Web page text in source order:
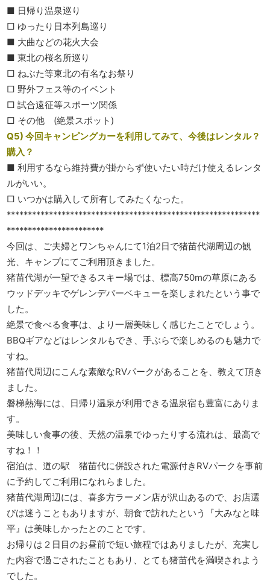
■ 日帰り温泉巡り
□ ゆったり日本列島巡り
■ 大曲などの花火大会
■ 東北の桜名所巡り
□ ねぶた等東北の有名なお祭り
□ 野外フェス等のイベント
□ 試合遠征等スポーツ関係
□ その他 (絶景スポット)
Q5) 今回キャンピングカーを利用してみて、今後はレンタル？
購入？
■ 利用するなら維持費が掛からず使いたい時だけ使えるレンタ
ルがいい。
□ いつかは購入して所有してみたくなった。
************************************************************
***********************
今回は、ご夫婦とワンちゃんにて1泊2日で猪苗代湖周辺の観
光、キャンプにてご利用頂きました。
猪苗代湖が一望できるスキー場では、標高750mの草原にある
ウッドデッキでゲレンデバーベキューを楽しまれたという事で
した。
絶景で食べる食事は、より一層美味しく感じたことでしょう。
BBQギアなどはレンタルもでき、手ぶらで楽しめるのも魅力で
すね。
猪苗代周辺にこんな素敵なRVパークがあることを、教えて頂き
ました。
磐梯熱海には、日帰り温泉が利用できる温泉宿も豊富にありま
す。
美味しい食事の後、天然の温泉でゆったりする流れは、最高で
すね！！
宿泊は、道の駅 猪苗代に併設された電源付きRVパークを事前
に予約してご利用になれらました。
猪苗代湖周辺には、喜多方ラーメン店が沢山あるので、お店選
びは迷うこともありますが、朝食で訪れたという『大みなと味
平』は美味しかったとのことです。
お帰りは２日目のお昼前で短い旅程ではありましたが、充実し
た内容で過ごされたこともあり、とても猪苗代を満喫されよう
でした。